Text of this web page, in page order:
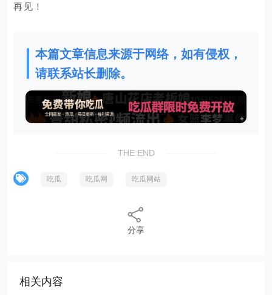
再见！
本篇文章信息来源于网络，如有侵权，
请联系站长删除。
THE END
吃瓜 吃瓜网 吃瓜网站
分享
相关内容